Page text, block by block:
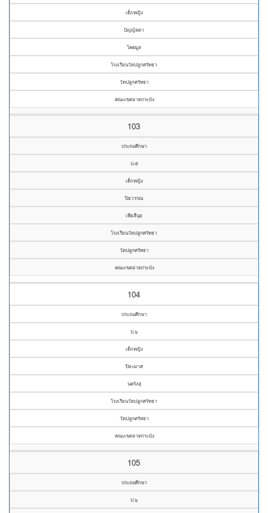
เด็กหญิง
ปัญญ์ลดา
โคตมูล
โรงเรียนวัดปลูกศรัทธา
วัดปลูกศรัทธา
คณะเขตลาดกระบัง
103
ประถมศึกษา
ป.๕
เด็กหญิง
ปิยวรรณ
เพียสีนุย
โรงเรียนวัดปลูกศรัทธา
วัดปลูกศรัทธา
คณะเขตลาดกระบัง
104
ประถมศึกษา
ป.๖
เด็กหญิง
ปิยะมาศ
นครังสุ
โรงเรียนวัดปลูกศรัทธา
วัดปลูกศรัทธา
คณะเขตลาดกระบัง
105
ประถมศึกษา
ป.๖